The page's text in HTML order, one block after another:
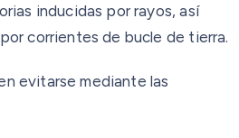
inducidas por rayos, así
corrientes de bucle de tierra.
evitarse mediante las